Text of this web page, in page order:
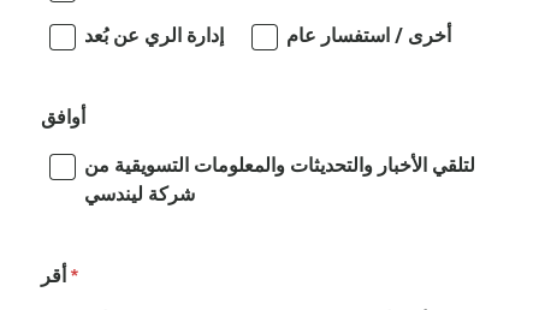
إدارة الري عن بُعد أخرى / استفسار عام
أوافق
لتلقي الأخبار والتحديثات والمعلومات التسويقية من
شركة ليندسي
أقر